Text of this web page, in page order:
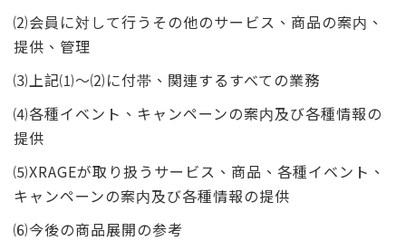
⑵会員に対して行うその他のサービス、商品の案内、
提供、管理
⑶上記⑴～⑵に付帯、関連するすべての業務
⑷各種イベント、キャンペーンの案内及び各種情報の
提供
⑸XRAGEが取り扱うサービス、商品、各種イベント、
キャンペーンの案内及び各種情報の提供
⑹今後の商品展開の参考